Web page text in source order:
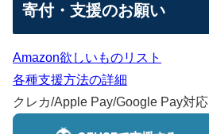
寄付・支援のお願い
Amazon欲しいものリスト
各種支援方法の詳細
クレカ/Apple Pay/Google Pay対応